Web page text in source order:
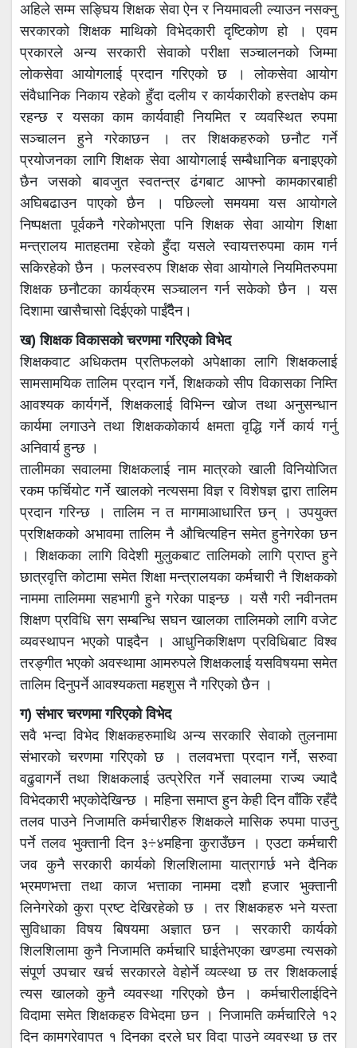
अहिले सम्म सङ्घिय शिक्षक सेवा ऐन र नियमावली ल्याउन नसक्नु
सरकारको शिक्षक माथिको विभेदकारी दृष्टिकोण हो । एवम
प्रकारले अन्य सरकारी सेवाको परीक्षा सञ्चालनको जिम्मा
लोकसेवा आयोगलाई प्रदान गरिएको छ । लोकसेवा आयोग
संवैधानिक निकाय रहेको हुँदा दलीय र कार्यकारीको हस्तक्षेप कम
रहन्छ र यसका काम कार्यवाही नियमित र व्यवस्थित रुपमा
सञ्चालन हुने गरेकाछन । तर शिक्षकहरुको छनौट गर्ने
प्रयोजनका लागि शिक्षक सेवा आयोगलाई सम्बैधानिक बनाइएको
छैन जसको बावजुत स्वतन्त्र ढंगबाट आफ्नो कामकारबाही
अघिबढाउन पाएको छैन । पछिल्लो समयमा यस आयोगले
निष्पक्षता पूर्वकनै गरेकोभएता पनि शिक्षक सेवा आयोग शिक्षा
मन्त्रालय मातहतमा रहेको हुँदा यसले स्वायत्तरुपमा काम गर्न
सकिरहेको छैन । फलस्वरुप शिक्षक सेवा आयोगले नियमितरुपमा
शिक्षक छनौटका कार्यक्रम सञ्चालन गर्न सकेको छैन । यस
दिशामा खासैचासो दिईएको पाईँदैन।
ख) शिक्षक विकासको चरणमा गरिएको विभेद
शिक्षकवाट अधिकतम प्रतिफलको अपेक्षाका लागि शिक्षकलाई
सामसामयिक तालिम प्रदान गर्ने, शिक्षकको सीप विकासका निम्ति
आवश्यक कार्यगर्ने, शिक्षकलाई विभिन्न खोज तथा अनुसन्धान
कार्यमा लगाउने तथा शिक्षककोकार्य क्षमता वृद्धि गर्ने कार्य गर्नु
अनिवार्य हुन्छ ।
तालीमका सवालमा शिक्षकलाई नाम मात्रको खाली विनियोजित
रकम फर्चियोट गर्ने खालको नत्यसमा विज्ञ र विशेषज्ञ द्वारा तालिम
प्रदान गरिन्छ । तालिम न त मागमाआधारित छन् । उपयुक्त
प्रशिक्षकको अभावमा तालिम नै औचित्यहिन समेत हुनेगरेका छन
। शिक्षकका लागि विदेशी मुलुकबाट तालिमको लागि प्राप्त हुने
छात्रवृत्ति कोटामा समेत शिक्षा मन्त्रालयका कर्मचारी नै शिक्षकको
नाममा तालिममा सहभागी हुने गरेका पाइन्छ । यसै गरी नवीनतम
शिक्षण प्रविधि सग सम्बन्धि सघन खालका तालिमको लागि वजेट
व्यवस्थापन भएको पाइदैन । आधुनिकशिक्षण प्रविधिबाट विश्व
तरङ्गीत भएको अवस्थामा आमरुपले शिक्षकलाई यसविषयमा समेत
तालिम दिनुपर्ने आवश्यकता महशुस नै गरिएको छैन ।
ग) संभार चरणमा गरिएको विभेद
सवै भन्दा विभेद शिक्षकहरुमाथि अन्य सरकारि सेवाको तुलनामा
संभारको चरणमा गरिएको छ । तलवभत्ता प्रदान गर्ने, सरुवा
वढुवागर्ने तथा शिक्षकलाई उत्प्रेरित गर्ने सवालमा राज्य ज्यादै
विभेदकारी भएकोदेखिन्छ । महिना समाप्त हुन केही दिन वाँकि रहँदै
तलव पाउने निजामति कर्मचारीहरु शिक्षकले मासिक रुपमा पाउनु
पर्ने तलव भुक्तानी दिन ३÷४महिना कुराउँछन । एउटा कर्मचारी
जव कुनै सरकारी कार्यको शिलशिलामा यात्रागर्छ भने दैनिक
भ्रमणभत्ता तथा काज भत्ताका नाममा दशौ हजार भुक्तानी
लिनेगरेको कुरा प्रष्ट देखिरहेको छ । तर शिक्षकहरु भने यस्ता
सुविधाका विषय बिषयमा अज्ञात छन । सरकारी कार्यको
शिलशिलामा कुनै निजामति कर्मचारि घाईतेभएका खण्डमा त्यसको
संपूर्ण उपचार खर्च सरकारले वेहोर्ने व्यव्स्था छ तर शिक्षकलाई
त्यस खालको कुनै व्यवस्था गरिएको छैन । कर्मचारीलाईदिने
विदामा समेत शिक्षकहरु विभेदमा छन । निजामति कर्मचारिले १२
दिन कामगरेवापत १ दिनका दरले घर विदा पाउने व्यवस्था छ तर